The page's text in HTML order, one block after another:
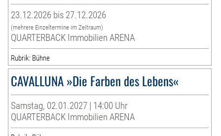
23.12.2026 bis 27.12.2026
(mehrere Einzeltermine im Zeitraum)
QUARTERBACK Immobilien ARENA
Rubrik: Bühne
CAVALLUNA »Die Farben des Lebens«
Samstag, 02.01.2027 | 14:00 Uhr
QUARTERBACK Immobilien ARENA